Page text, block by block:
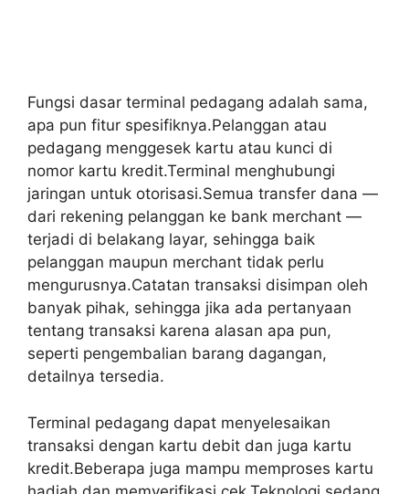
Fungsi dasar terminal pedagang adalah sama,
apa pun fitur spesifiknya.Pelanggan atau
pedagang menggesek kartu atau kunci di
nomor kartu kredit.Terminal menghubungi
jaringan untuk otorisasi.Semua transfer dana —
dari rekening pelanggan ke bank merchant —
terjadi di belakang layar, sehingga baik
pelanggan maupun merchant tidak perlu
mengurusnya.Catatan transaksi disimpan oleh
banyak pihak, sehingga jika ada pertanyaan
tentang transaksi karena alasan apa pun,
seperti pengembalian barang dagangan,
detailnya tersedia.
Terminal pedagang dapat menyelesaikan
transaksi dengan kartu debit dan juga kartu
kredit.Beberapa juga mampu memproses kartu